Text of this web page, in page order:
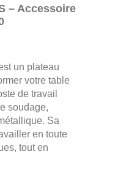
– Accessoire
un plateau
votre table
de travail
soudage,
Sa
en toute
tout en